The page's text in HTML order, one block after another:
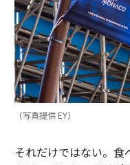
（写真提供 EY）
それだけではない。食